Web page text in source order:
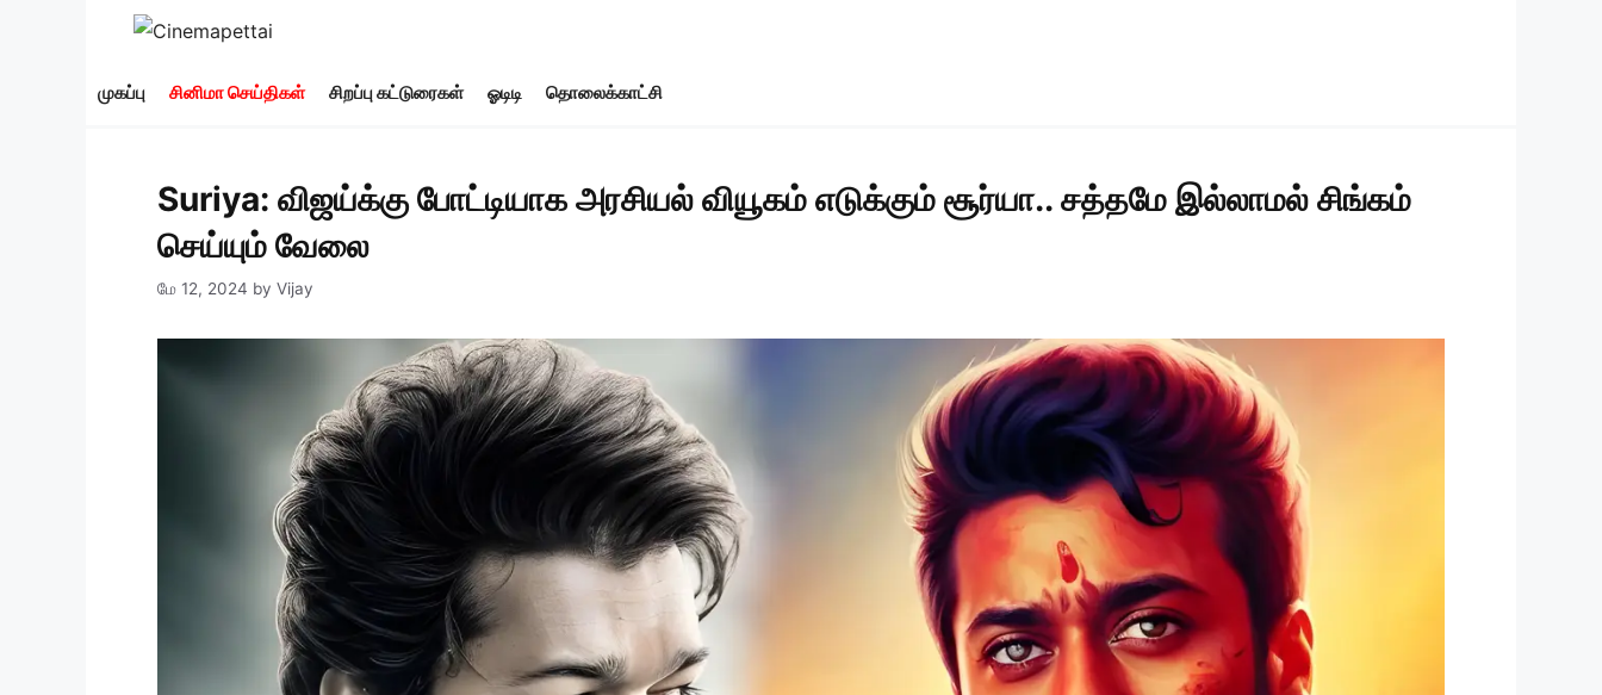
முகப்பு சினிமா செய்திகள் சிறப்பு கட்டுரைகள் ஓடிடி தொலைக்காட்சி
Suriya: விஜய்க்கு போட்டியாக அரசியல் வியூகம் எடுக்கும் சூர்யா.. சத்தமே இல்லாமல் சிங்கம்
செய்யும் வேலை
மே 12, 2024 by Vijay